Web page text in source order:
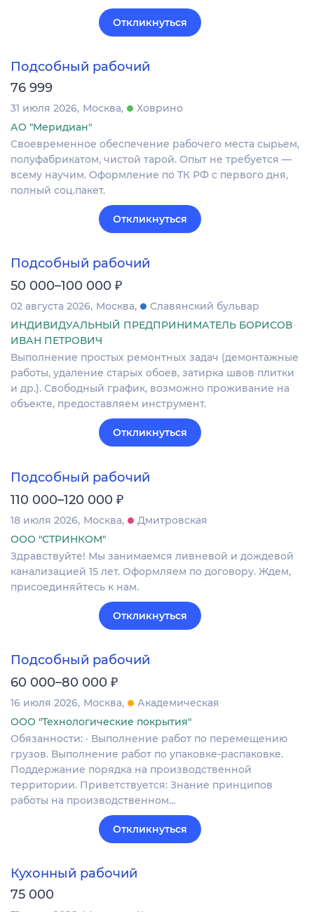
Откликнуться
Подсобный рабочий
76 999
31 июля 2026 Москва
Ховрино
АО "Меридиан"
Своевременное обеспечение рабочего места сырьем,
полуфабрикатом, чистой тарой. Опыт не требуется —
всему научим. Оформление по ТК РФ с первого дня,
полный соц.пакет.
Откликнуться
Подсобный рабочий
50 000–100 000 ₽
02 августа 2026 Москва
Славянский бульвар
ИНДИВИДУАЛЬНЫЙ ПРЕДПРИНИМАТЕЛЬ БОРИСОВ
ИВАН ПЕТРОВИЧ
Выполнение простых ремонтных задач (демонтажные
работы, удаление старых обоев, затирка швов плитки
и др.). Свободный график, возможно проживание на
объекте, предоставляем инструмент.
Откликнуться
Подсобный рабочий
110 000–120 000 ₽
18 июля 2026 Москва
Дмитровская
ООО "СТРИНКОМ"
Здравствуйте! Мы занимаемся ливневой и дождевой
канализацией 15 лет. Оформляем по договору. Ждем,
присоединяйтесь к нам.
Откликнуться
Подсобный рабочий
60 000–80 000 ₽
16 июля 2026 Москва
Академическая
ООО "Технологические покрытия"
Обязанности: · Выполнение работ по перемещению
грузов. Выполнение работ по упаковке-распаковке.
Поддержание порядка на производственной
территории. Приветствуется: Знание принципов
работы на производственном…
Откликнуться
Кухонный рабочий
75 000